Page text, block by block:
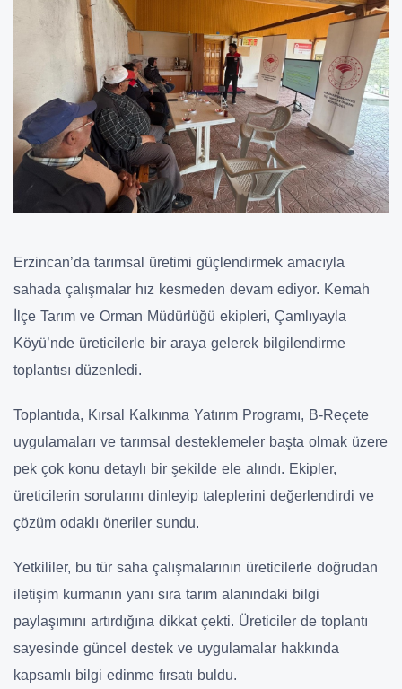
Erzincan’da tarımsal üretimi güçlendirmek amacıyla
sahada çalışmalar hız kesmeden devam ediyor. Kemah
İlçe Tarım ve Orman Müdürlüğü ekipleri, Çamlıyayla
Köyü’nde üreticilerle bir araya gelerek bilgilendirme
toplantısı düzenledi.
Toplantıda, Kırsal Kalkınma Yatırım Programı, B-Reçete
uygulamaları ve tarımsal desteklemeler başta olmak üzere
pek çok konu detaylı bir şekilde ele alındı. Ekipler,
üreticilerin sorularını dinleyip taleplerini değerlendirdi ve
çözüm odaklı öneriler sundu.
Yetkililer, bu tür saha çalışmalarının üreticilerle doğrudan
iletişim kurmanın yanı sıra tarım alanındaki bilgi
paylaşımını artırdığına dikkat çekti. Üreticiler de toplantı
sayesinde güncel destek ve uygulamalar hakkında
kapsamlı bilgi edinme fırsatı buldu.